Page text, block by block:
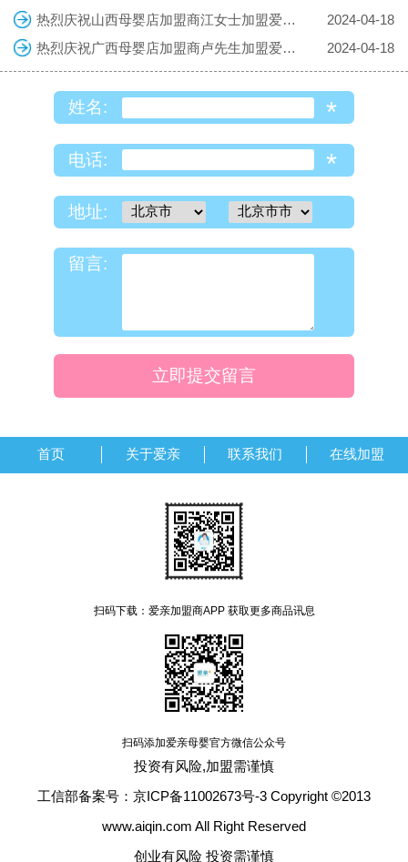
热烈庆祝山西母婴店加盟商江女士加盟爱亲母婴！预祝生意兴隆！
2024-04-18
热烈庆祝广西母婴店加盟商卢先生加盟爱亲母婴！预祝生意兴隆！
2024-04-18
姓名: *
电话: *
地址:
留言:
立即提交留言
首页 关于爱亲 联系我们 在线加盟
扫码下载：爱亲加盟商APP 获取更多商品讯息
扫码添加爱亲母婴官方微信公众号
投资有风险,加盟需谨慎
工信部备案号：京ICP备11002673号-3 Copyright ©2013
www.aiqin.com All Right Reserved
创业有风险 投资需谨慎